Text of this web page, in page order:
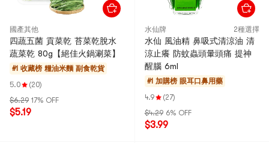
國產其他
四蔬五菌 貢菜乾 苔菜乾脫水
蔬菜乾 80g【絕佳火鍋涮菜】
#1 收藏榜 糧油米麵 副食乾貨
5.0
(20)
$6.29 17% OFF
$5.19
水仙牌 2種選擇
水仙 風油精 鼻吸式清涼油 清
涼止癢 防蚊蟲頭暈頭痛 提神
醒腦 6ml
#1 加購榜眼耳口鼻用藥
4.9
(27)
$4.29 6% OFF
$3.99